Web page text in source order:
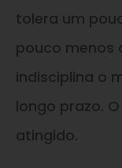
tolera um
pouco menos
indisciplina o
longo prazo.
atingido.